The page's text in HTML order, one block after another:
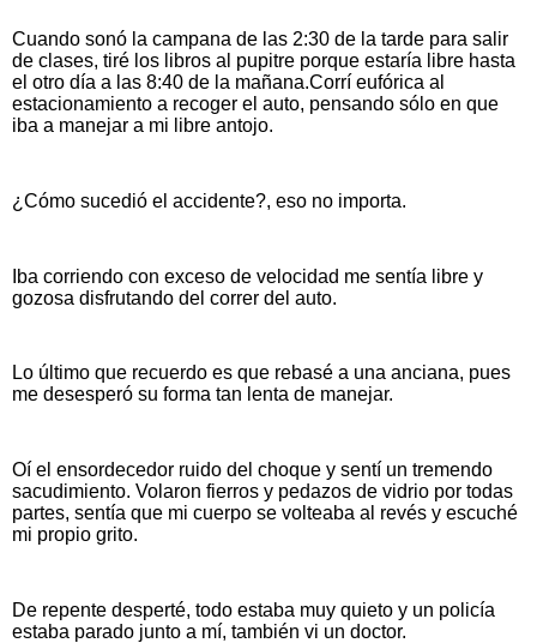
Cuando sonó la campana de las 2:30 de la tarde para salir
de clases, tiré los libros al pupitre porque estaría libre hasta
el otro día a las 8:40 de la mañana.Corrí eufórica al
estacionamiento a recoger el auto, pensando sólo en que
iba a manejar a mi libre antojo.
¿Cómo sucedió el accidente?, eso no importa.
Iba corriendo con exceso de velocidad me sentía libre y
gozosa disfrutando del correr del auto.
Lo último que recuerdo es que rebasé a una anciana, pues
me desesperó su forma tan lenta de manejar.
Oí el ensordecedor ruido del choque y sentí un tremendo
sacudimiento. Volaron fierros y pedazos de vidrio por todas
partes, sentía que mi cuerpo se volteaba al revés y escuché
mi propio grito.
De repente desperté, todo estaba muy quieto y un policía
estaba parado junto a mí, también vi un doctor.